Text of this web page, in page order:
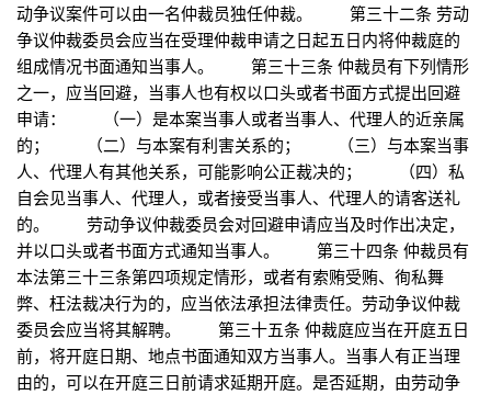
动争议案件可以由一名仲裁员独任仲裁。 第三十二条 劳动
争议仲裁委员会应当在受理仲裁申请之日起五日内将仲裁庭的
组成情况书面通知当事人。 第三十三条 仲裁员有下列情形
之一，应当回避，当事人也有权以口头或者书面方式提出回避
申请： （一）是本案当事人或者当事人、代理人的近亲属
的； （二）与本案有利害关系的； （三）与本案当事
人、代理人有其他关系，可能影响公正裁决的； （四）私
自会见当事人、代理人，或者接受当事人、代理人的请客送礼
的。 劳动争议仲裁委员会对回避申请应当及时作出决定，
并以口头或者书面方式通知当事人。 第三十四条 仲裁员有
本法第三十三条第四项规定情形，或者有索贿受贿、徇私舞
弊、枉法裁决行为的，应当依法承担法律责任。劳动争议仲裁
委员会应当将其解聘。 第三十五条 仲裁庭应当在开庭五日
前，将开庭日期、地点书面通知双方当事人。当事人有正当理
由的，可以在开庭三日前请求延期开庭。是否延期，由劳动争